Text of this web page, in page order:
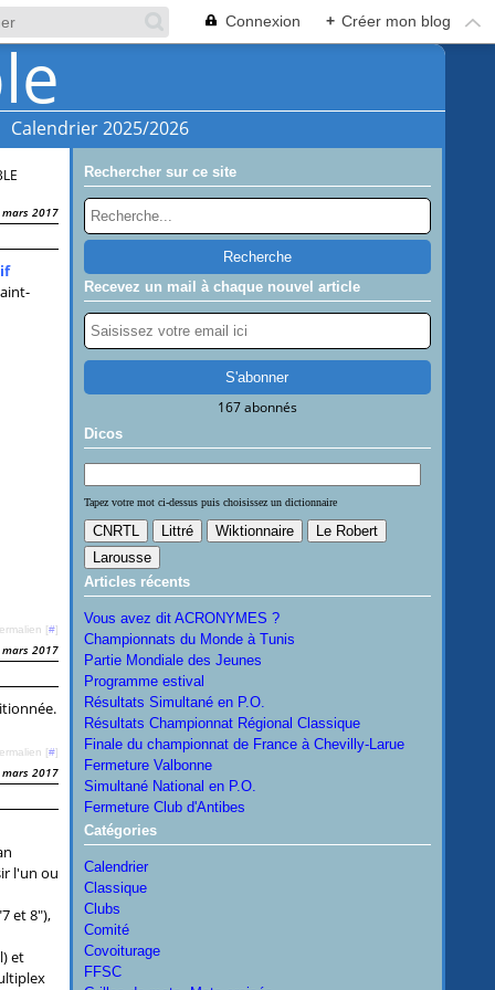
Connexion + Créer mon blog
Calendrier 2025/2026
2017
[#]
2017
[#]
2017
l'un ou
et 8"),
et
Rechercher sur ce site
Recevez un mail à chaque nouvel article
167 abonnés
Dicos
Tapez votre mot ci-dessus puis choisissez un dictionnaire
Articles récents
Vous avez dit ACRONYMES ?
Championnats du Monde à Tunis
Partie Mondiale des Jeunes
Programme estival
Résultats Simultané en P.O.
Résultats Championnat Régional Classique
Finale du championnat de France à Chevilly-Larue
Fermeture Valbonne
Simultané National en P.O.
Fermeture Club d'Antibes
Catégories
Calendrier
Classique
Clubs
Comité
Covoiturage
FFSC